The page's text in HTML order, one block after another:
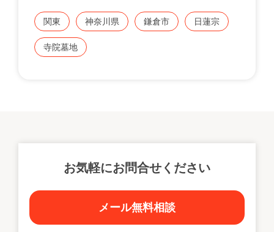
関東 神奈川県 鎌倉市 日蓮宗
寺院墓地
お気軽にお問合せください
メール無料相談